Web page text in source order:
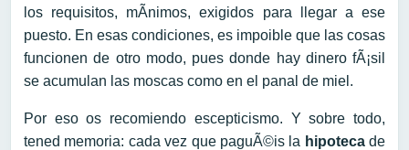
los requisitos, mÃ­nimos, exigidos para llegar a ese
puesto. En esas condiciones, es impoible que las cosas
funcionen de otro modo, pues donde hay dinero fÃ¡sil
se acumulan las moscas como en el panal de miel.
Por eso os recomiendo escepticismo. Y sobre todo,
tened memoria: cada vez que paguÃ©is la hipoteca de